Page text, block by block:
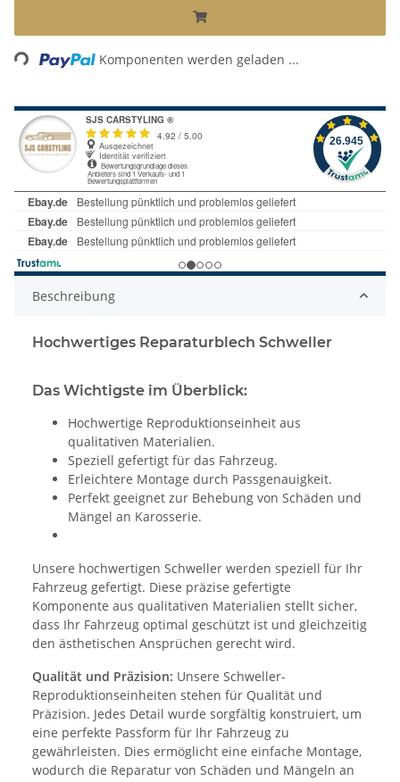
Loading... Komponenten werden geladen ...
Beschreibung
Hochwertiges Reparaturblech Schweller
Das Wichtigste im Überblick:
Hochwertige Reproduktionseinheit aus
qualitativen Materialien.
Speziell gefertigt für das Fahrzeug.
Erleichtere Montage durch Passgenauigkeit.
Perfekt geeignet zur Behebung von Schäden und
Mängel an Karosserie.
Unsere hochwertigen Schweller werden speziell für Ihr
Fahrzeug gefertigt. Diese präzise gefertigte
Komponente aus qualitativen Materialien stellt sicher,
dass Ihr Fahrzeug optimal geschützt ist und gleichzeitig
den ästhetischen Ansprüchen gerecht wird.
Qualität und Präzision: Unsere Schweller-
Reproduktionseinheiten stehen für Qualität und
Präzision. Jedes Detail wurde sorgfältig konstruiert, um
eine perfekte Passform für Ihr Fahrzeug zu
gewährleisten. Dies ermöglicht eine einfache Montage,
wodurch die Reparatur von Schäden und Mängeln an